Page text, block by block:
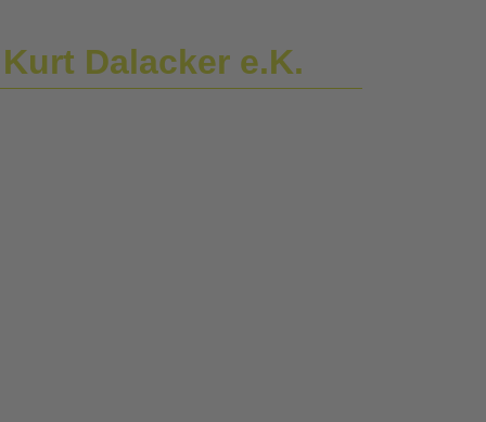
Dalacker e.K.